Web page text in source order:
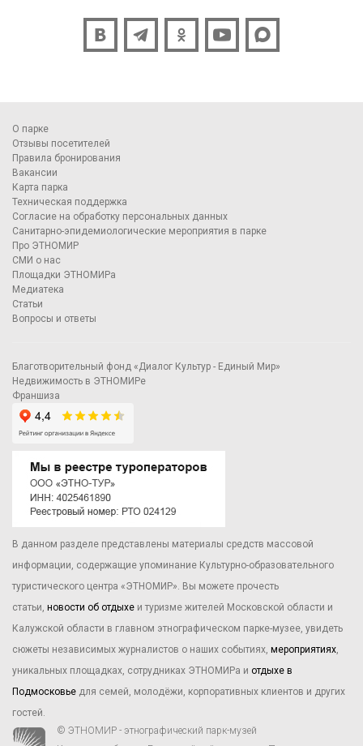
О парке
Отзывы посетителей
Правила бронирования
Вакансии
Карта парка
Техническая поддержка
Согласие на обработку персональных данных
Санитарно-эпидемиологические мероприятия в парке
Про ЭТНОМИР
СМИ о нас
Площадки ЭТНОМИРа
Медиатека
Статьи
Вопросы и ответы
Благотворительный фонд «Диалог Культур - Единый Мир»
Недвижимость в ЭТНОМИРе
Франшиза
В данном разделе представлены материалы средств массовой
информации, содержащие упоминание Культурно-образовательного
туристического центра «ЭТНОМИР». Вы можете прочесть
статьи, новости об отдыхе и туризме жителей Московской области и
Калужской области в главном этнографическом парке-музее, увидеть
сюжеты независимых журналистов о наших событиях, мероприятиях,
уникальных площадках, сотрудниках ЭТНОМИРа и отдыхе в
Подмосковье для семей, молодёжи, корпоративных клиентов и других
гостей.
© ЭТНОМИР - этнографический парк-музей